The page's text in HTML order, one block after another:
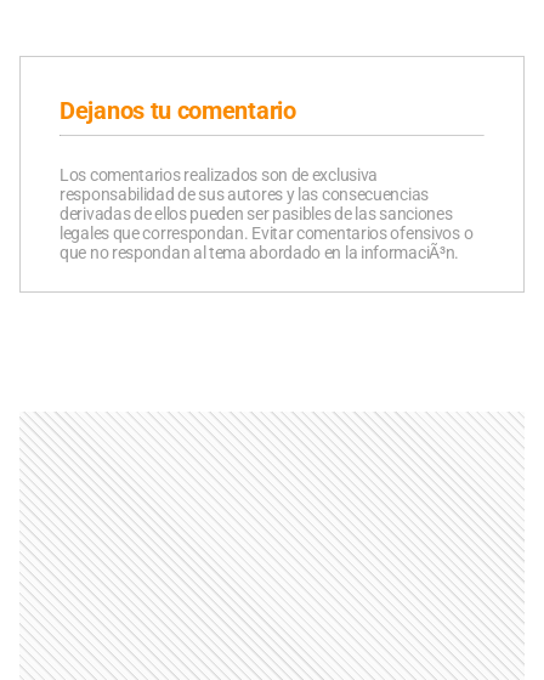
Dejanos tu comentario
Los comentarios realizados son de exclusiva
responsabilidad de sus autores y las consecuencias
derivadas de ellos pueden ser pasibles de las sanciones
legales que correspondan. Evitar comentarios ofensivos o
que no respondan al tema abordado en la informaciÃ³n.